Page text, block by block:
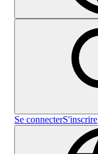
Se connecterS'inscrire